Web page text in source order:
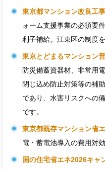
東京都マンション改良工
ォーム支援事業の必須要
利子補給。江東区の制度
東京とどまるマンション
防災備蓄資器材、非常用
閉じ込め防止対策等の補
であり、水害リスクへの
です。
東京都既存マンション省
電・蓄電池導入の費用対
国の住宅省エネ2026キャ